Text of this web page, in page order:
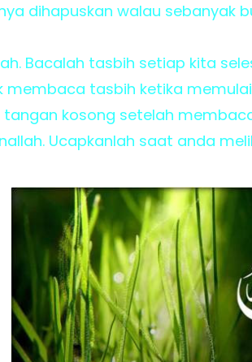
dihapuskan walau sebanyak
Bacalah tasbih setiap kita
membaca tasbih ketika
kosong setelah
Ucapkanlah saat anda